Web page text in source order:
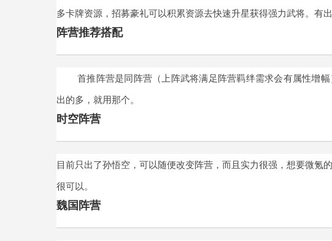
多卡牌资源，招募豪礼可以积累资源去快速升星获得强力武将。有
阵营推荐搭配
首推阵营是同阵营 （上阵武将满足阵营羁绊需求会有属性增幅
出的多，就用那个。
时空阵营
目前只出了孙悟空，可以随便改变阵营，而且实力很强，想要微氪
很可以。
魏国阵营